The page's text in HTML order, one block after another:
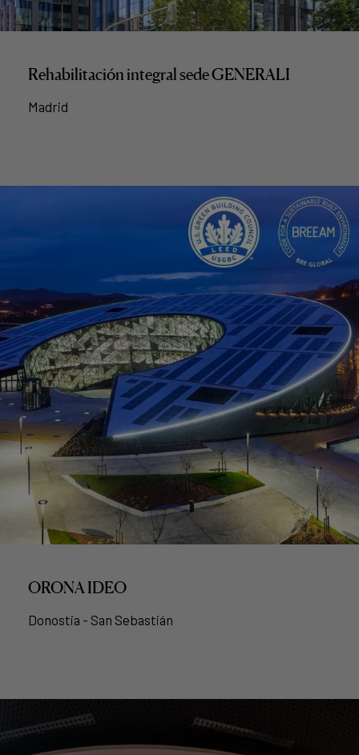
Rehabilitación integral sede GENERALI
Madrid
ORONA IDEO
Donostia - San Sebastián